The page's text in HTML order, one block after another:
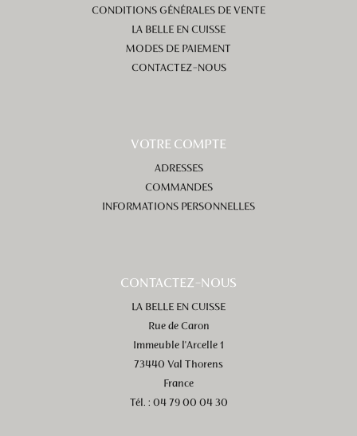
CONDITIONS GÉNÉRALES DE VENTE
LA BELLE EN CUISSE
MODES DE PAIEMENT
CONTACTEZ-NOUS
VOTRE COMPTE
ADRESSES
COMMANDES
INFORMATIONS PERSONNELLES
CONTACTEZ-NOUS
LA BELLE EN CUISSE
Rue de Caron
Immeuble l'Arcelle 1
73440 Val Thorens
France
Tél. : 04 79 00 04 30